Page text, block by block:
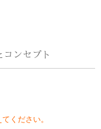
ンセプト
ください。